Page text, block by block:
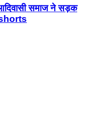
समाज ने सड़क